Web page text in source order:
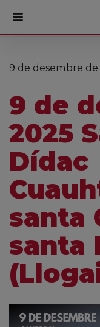
PORTADA
Actualitat
Visita'ns
Ofrenes
Reserves
9 de desembre de
9 de
2025
Dídac
santa
santa